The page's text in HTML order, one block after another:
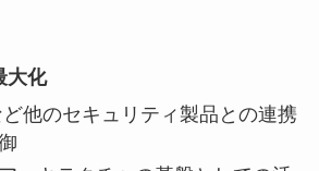
大化
他のセキュリティ製品との連携